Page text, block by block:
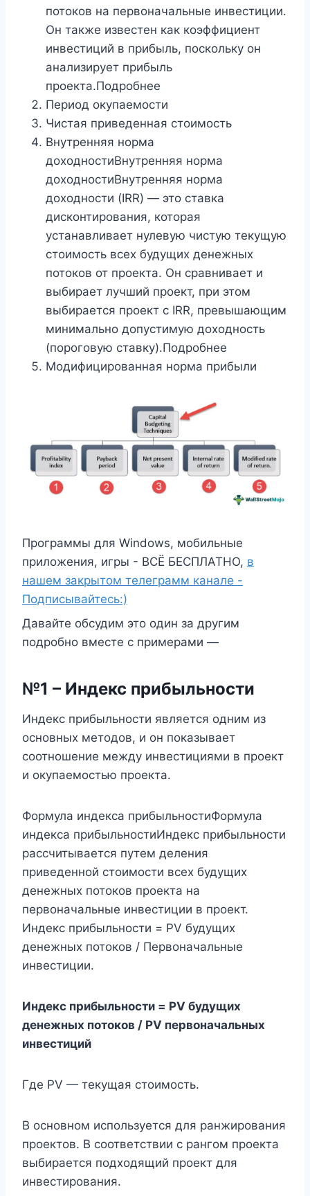
потоков на первоначальные инвестиции.
Он также известен как коэффициент
инвестиций в прибыль, поскольку он
анализирует прибыль
проекта.Подробнее
Период окупаемости
Чистая приведенная стоимость
Внутренняя норма
доходностиВнутренняя норма
доходностиВнутренняя норма
доходности (IRR) — это ставка
дисконтирования, которая
устанавливает нулевую чистую текущую
стоимость всех будущих денежных
потоков от проекта. Он сравнивает и
выбирает лучший проект, при этом
выбирается проект с IRR, превышающим
минимально допустимую доходность
(пороговую ставку).Подробнее
Модифицированная норма прибыли
Программы для Windows, мобильные
приложения, игры - ВСЁ БЕСПЛАТНО, в
нашем закрытом телеграмм канале -
Подписывайтесь:)
Давайте обсудим это один за другим
подробно вместе с примерами —
№1 – Индекс прибыльности
Индекс прибыльности является одним из
основных методов, и он показывает
соотношение между инвестициями в проект
и окупаемостью проекта.
Формула индекса прибыльностиФормула
индекса прибыльностиИндекс прибыльности
рассчитывается путем деления
приведенной стоимости всех будущих
денежных потоков проекта на
первоначальные инвестиции в проект.
Индекс прибыльности = PV будущих
денежных потоков / Первоначальные
инвестиции.
Индекс прибыльности = PV будущих
денежных потоков / PV первоначальных
инвестиций
Где PV — текущая стоимость.
В основном используется для ранжирования
проектов. В соответствии с рангом проекта
выбирается подходящий проект для
инвестирования.